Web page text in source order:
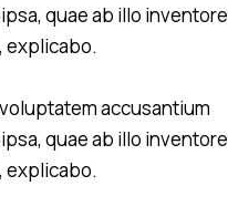
quae ab illo inventore
explicabo.
accusantium
quae ab illo inventore
explicabo.